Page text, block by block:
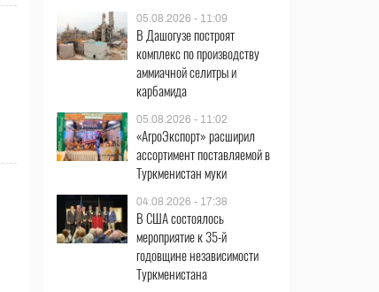
05.08.2026 - 11:09
В Дашогузе построят
комплекс по производству
аммиачной селитры и
карбамида
05.08.2026 - 11:02
«АгроЭкспорт» расширил
ассортимент поставляемой в
Туркменистан муки
04.08.2026 - 17:38
В США состоялось
мероприятие к 35-й
годовщине независимости
Туркменистана